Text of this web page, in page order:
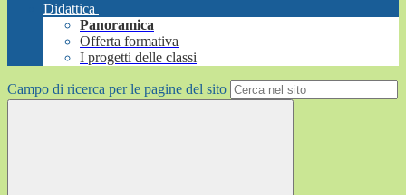
Didattica
Panoramica
Offerta formativa
I progetti delle classi
Campo di ricerca per le pagine del sito